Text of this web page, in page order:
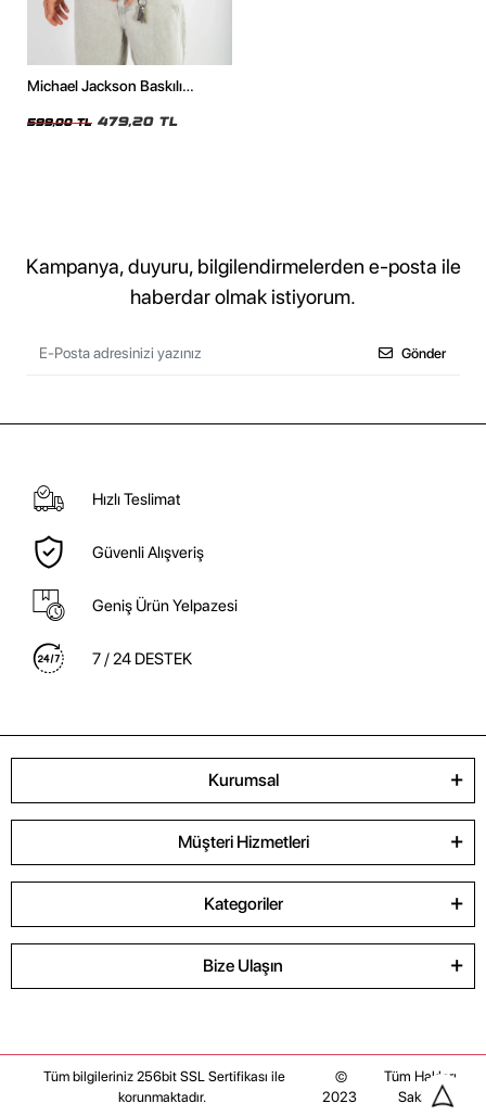
Michael Jackson Baskılı
599,00 TL 479,20 TL
Kampanya, duyuru, bilgilendirmelerden e-posta ile
haberdar olmak istiyorum.
Gönder
Hızlı Teslimat
Güvenli Alışveriş
Geniş Ürün Yelpazesi
7 / 24 DESTEK
Kurumsal
Müşteri Hizmetleri
Kategoriler
Bize Ulaşın
Tüm bilgileriniz 256bit SSL Sertifikası ile
korunmaktadır.
©
2023
Tüm Hakları
Saklıdır